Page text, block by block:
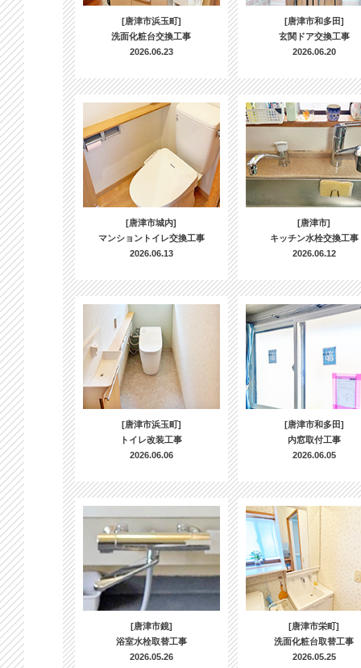
[唐津市浜玉町]
洗面化粧台交換工事
2026.06.23
[唐津市和多田]
玄関ドア交換工事
2026.06.20
[唐津市城内]
マンショントイレ交換工事
2026.06.13
[唐津市]
キッチン水栓交換工事
2026.06.12
[唐津市浜玉町]
トイレ改装工事
2026.06.06
[唐津市和多田]
内窓取付工事
2026.06.05
[唐津市鏡]
浴室水栓取替工事
2026.05.26
[唐津市栄町]
洗面化粧台取替工事
2026.05.25